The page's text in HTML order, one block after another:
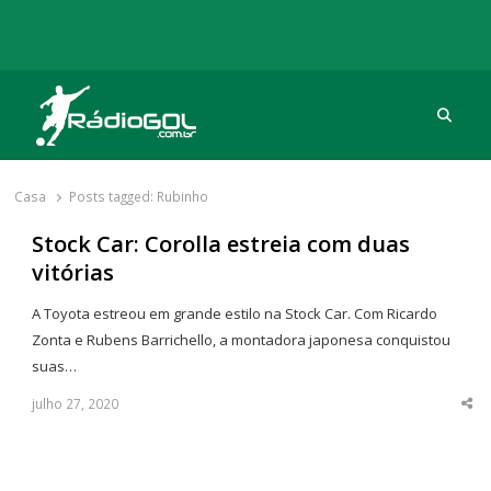
Rádio Gol
Há mais de 20 anos com as melhores coberturas
Casa Posts tagged: Rubinho
Stock Car: Corolla estreia com duas
vitórias
A Toyota estreou em grande estilo na Stock Car. Com Ricardo
Zonta e Rubens Barrichello, a montadora japonesa conquistou
suas…
julho 27, 2020